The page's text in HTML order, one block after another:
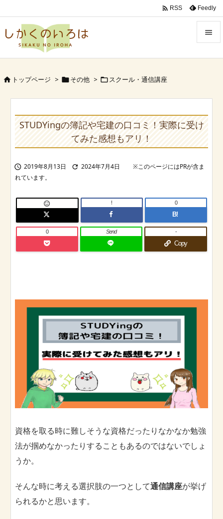

Prev
Search
 RSS Feedly
 トップページ > その他 > スクール・通信講座
STUDYingの簿記や宅建の口コミ！実際に受け
てみた感想もアリ！
 2019年8月13日  2024年7月4日
 !
B!
0
0 Send
Copy
-
資格を取る時に難しそうな資格だったりなかなか勉強
法が掴めなかったりすることもあるのではないでしょ
うか。
そんな時に考える選択肢の一つとして通信講座が挙げ
られるかと思います。